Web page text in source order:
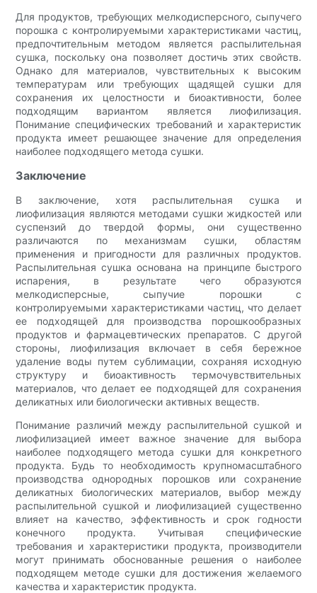
Для продуктов, требующих мелкодисперсного, сыпучего
порошка с контролируемыми характеристиками частиц,
предпочтительным методом является распылительная
сушка, поскольку она позволяет достичь этих свойств.
Однако для материалов, чувствительных к высоким
температурам или требующих щадящей сушки для
сохранения их целостности и биоактивности, более
подходящим вариантом является лиофилизация.
Понимание специфических требований и характеристик
продукта имеет решающее значение для определения
наиболее подходящего метода сушки.
Заключение
В заключение, хотя распылительная сушка и
лиофилизация являются методами сушки жидкостей или
суспензий до твердой формы, они существенно
различаются по механизмам сушки, областям
применения и пригодности для различных продуктов.
Распылительная сушка основана на принципе быстрого
испарения, в результате чего образуются
мелкодисперсные, сыпучие порошки с
контролируемыми характеристиками частиц, что делает
ее подходящей для производства порошкообразных
продуктов и фармацевтических препаратов. С другой
стороны, лиофилизация включает в себя бережное
удаление воды путем сублимации, сохраняя исходную
структуру и биоактивность термочувствительных
материалов, что делает ее подходящей для сохранения
деликатных или биологически активных веществ.
Понимание различий между распылительной сушкой и
лиофилизацией имеет важное значение для выбора
наиболее подходящего метода сушки для конкретного
продукта. Будь то необходимость крупномасштабного
производства однородных порошков или сохранение
деликатных биологических материалов, выбор между
распылительной сушкой и лиофилизацией существенно
влияет на качество, эффективность и срок годности
конечного продукта. Учитывая специфические
требования и характеристики продукта, производители
могут принимать обоснованные решения о наиболее
подходящем методе сушки для достижения желаемого
качества и характеристик продукта.